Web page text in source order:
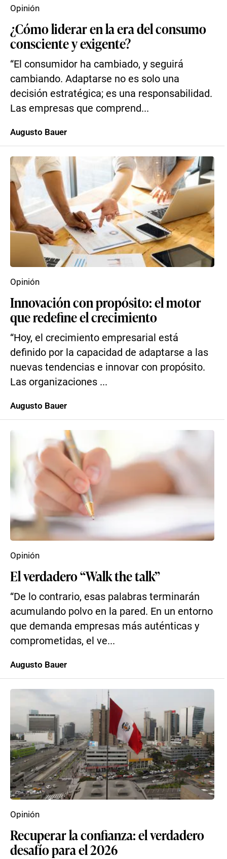
¿Cómo liderar en la era del consumo
consciente y exigente?
“El consumidor ha cambiado, y seguirá
cambiando. Adaptarse no es solo una
decisión estratégica; es una responsabilidad.
Las empresas que comprend...
Opinión
Augusto Bauer
Innovación con propósito: el motor
que redefine el crecimiento
“Hoy, el crecimiento empresarial está
definido por la capacidad de adaptarse a las
nuevas tendencias e innovar con propósito.
Las organizaciones ...
Opinión
Augusto Bauer
El verdadero “Walk the talk”
“De lo contrario, esas palabras terminarán
acumulando polvo en la pared. En un entorno
que demanda empresas más auténticas y
comprometidas, el ve...
Opinión
Augusto Bauer
Recuperar la confianza: el verdadero
desafío para el 2026
Opinión